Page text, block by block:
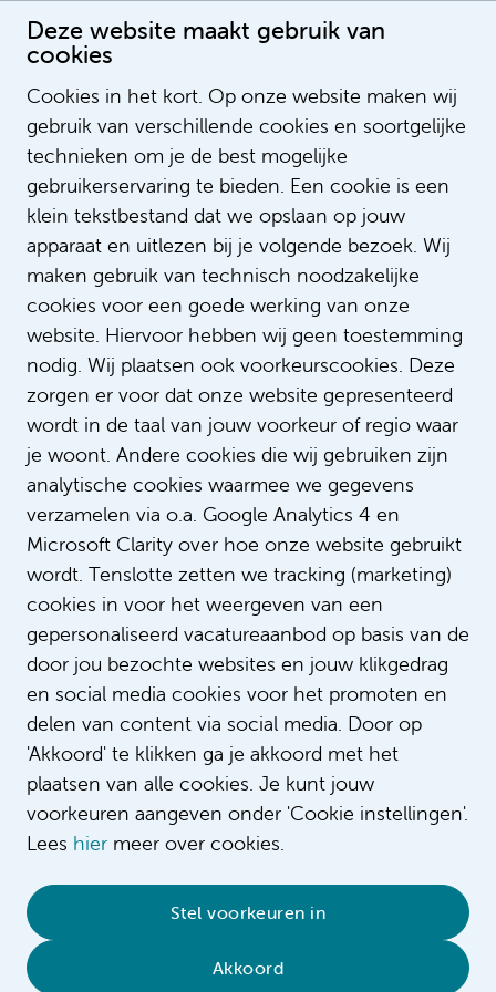
Deze website maakt gebruik van
cookies
Cookies in het kort. Op onze website maken wij
gebruik van verschillende cookies en soortgelijke
technieken om je de best mogelijke
gebruikerservaring te bieden. Een cookie is een
klein tekstbestand dat we opslaan op jouw
apparaat en uitlezen bij je volgende bezoek. Wij
maken gebruik van technisch noodzakelijke
cookies voor een goede werking van onze
website. Hiervoor hebben wij geen toestemming
nodig. Wij plaatsen ook voorkeurscookies. Deze
zorgen er voor dat onze website gepresenteerd
wordt in de taal van jouw voorkeur of regio waar
je woont. Andere cookies die wij gebruiken zijn
analytische cookies waarmee we gegevens
verzamelen via o.a. Google Analytics 4 en
Microsoft Clarity over hoe onze website gebruikt
wordt. Tenslotte zetten we tracking (marketing)
cookies in voor het weergeven van een
gepersonaliseerd vacatureaanbod op basis van de
door jou bezochte websites en jouw klikgedrag
en social media cookies voor het promoten en
delen van content via social media. Door op
'Akkoord' te klikken ga je akkoord met het
plaatsen van alle cookies. Je kunt jouw
voorkeuren aangeven onder 'Cookie instellingen'.
Lees hier meer over cookies.
Stel voorkeuren in
Akkoord
About Alzheimer Center Amsterdam
Publication date: 16-2-2022 00:00:00
LegendSorting
ListOrderValue
LegendNotification
LegendContent
SubTitle
ImageUrl
https://i.ytimg.com/vi/KuQhQeA7kIc/
VideoID
https://www.youtube.com/watch?
v=KuQhQeA7kIc
AspectRatio
200_113
LinkTitle
LinkUrl
LinkTarget
_self
Intro
Dit is een voorbeeldtekst
Cookieverklaring • Sitemap